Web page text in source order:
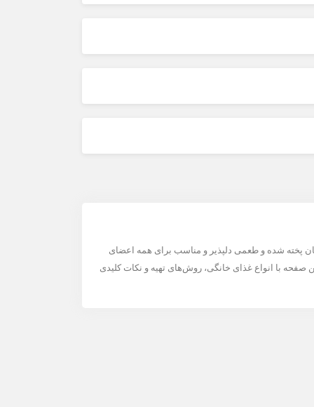
پخته شده و طعمی دلپذیر و مناسب برای همه اعضای
صفحه با انواع غذای خانگی، روش‌های تهیه و نکات کلیدی